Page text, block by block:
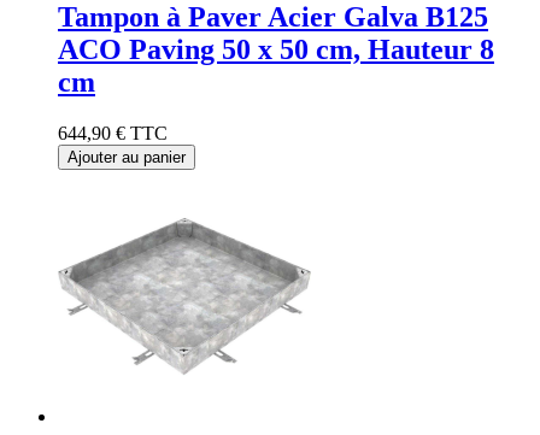
Tampon à Paver Acier Galva B125
ACO Paving 50 x 50 cm, Hauteur 8
cm
644,90 € TTC
Ajouter au panier